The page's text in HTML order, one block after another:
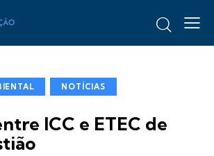
NOTÍCIAS
ICC e ETEC de